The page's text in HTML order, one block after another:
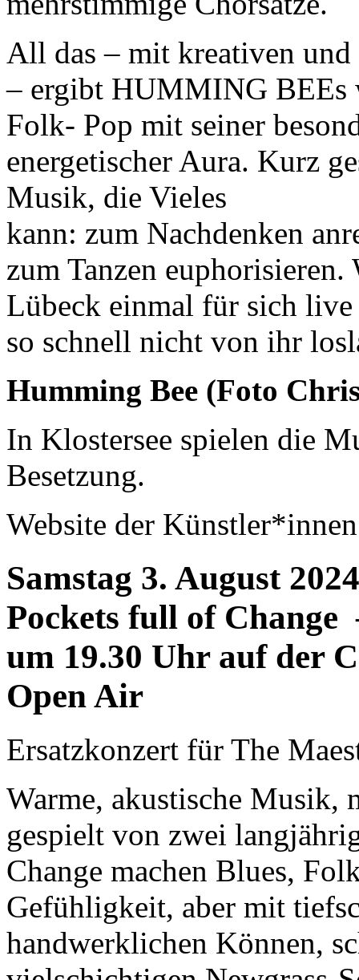
All das – mit kreativen
– ergibt HUMMING BEEs
Folk- Pop mit seiner
energetischer Aura. Kurz
Musik, die Vieles
kann: zum Nachdenken
zum Tanzen
Lübeck einmal für sich
so schnell nicht von ihr
Humming Bee (Foto
In Klostersee spielen die
Besetzung.
Website der
Samstag 3. August 2024
Pockets full of
um 19.30 Uhr auf der
Open Air
Ersatzkonzert für The
Warme, akustische Musik,
gespielt von zwei
Change machen Blues,
Gefühligkeit, aber mit
handwerklichen Können,